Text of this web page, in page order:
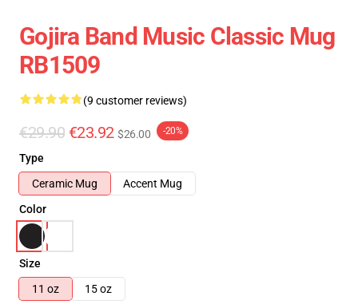
Gojira Band Music Classic Mug
RB1509
(9 customer reviews)
€29.90 €23.92 $26.00 -20%
Type
Ceramic Mug
Accent Mug
Color
Size
11 oz
15 oz